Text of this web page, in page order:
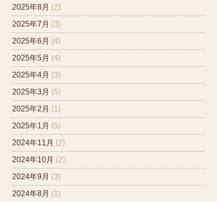
2025年8月 (2)
2025年7月 (3)
2025年6月 (4)
2025年5月 (4)
2025年4月 (3)
2025年3月 (5)
2025年2月 (1)
2025年1月 (5)
2024年11月 (2)
2024年10月 (2)
2024年9月 (3)
2024年8月 (1)